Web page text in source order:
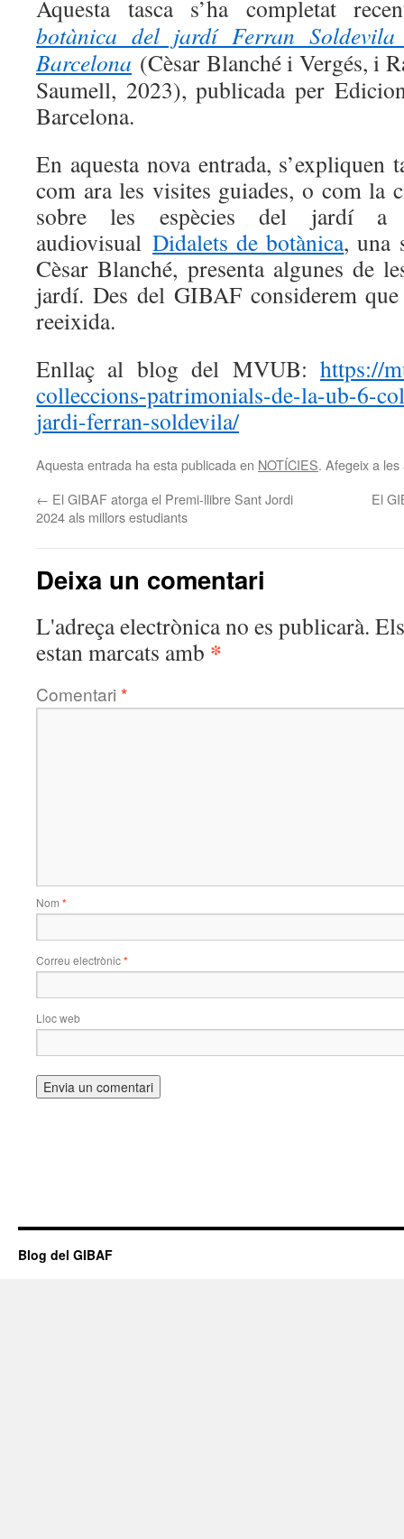
Aquesta tasca s’ha completat
botànica del jardí Ferran
Barcelona (Cèsar Blanché i Vergés, i
Saumell, 2023), publicada per
Barcelona.
En aquesta nova entrada, s’expliquen
com ara les visites guiades, o com la
sobre les espècies del jardí a
audiovisualDidalets de botànica, una
Cèsar Blanché, presenta algunes de
jardí. Des del GIBAF considerem
reeixida.
Enllaç al blog del MVUB: https://
colleccions-patrimonials-de-la-ub-6-
jardi-ferran-soldevila/
Aquesta entrada ha esta publicada en NOTÍCIES. Afegeix a
← El GIBAF atorga el Premi-llibre Sant Jordi
2024 als millors estudiants
El
Deixa un comentari
L'adreça electrònica no es publicarà.
estan marcats amb *
Comentari *
Nom *
Correu electrònic*
Lloc web
Blog del GIBAF